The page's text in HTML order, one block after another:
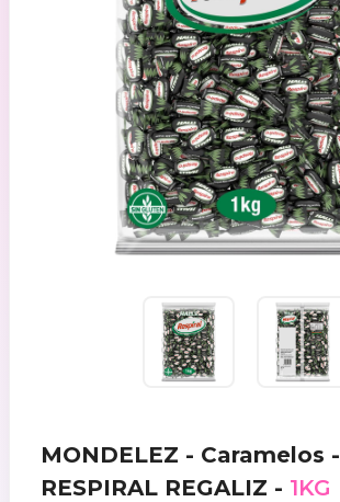
MONDELEZ - Caramelos -
RESPIRAL REGALIZ - 1KG